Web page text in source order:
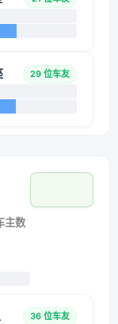
29 位车友
主数
36 位车友